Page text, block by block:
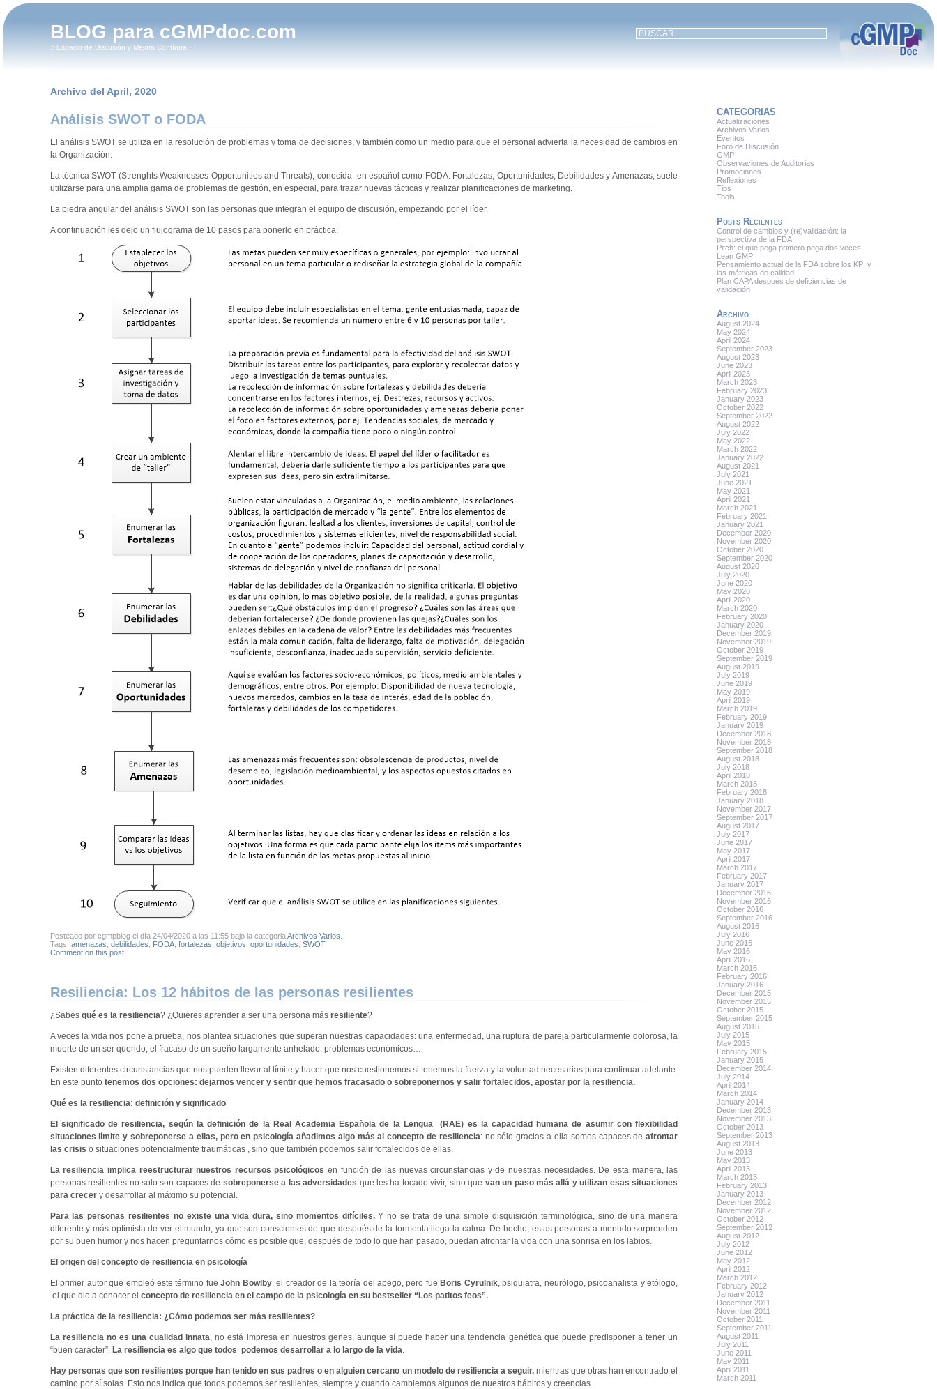
BLOG para cGMPdoc.com
:: Espacio de Discusión y Mejora Contínua ::
Archivo del April, 2020
Análisis SWOT o FODA
El análisis SWOT se utiliza en la resolución de problemas y toma de decisiones, y también como un medio para que el personal advierta la necesidad de cambios en
la Organización.
La técnica SWOT (Strenghts Weaknesses Opportunities and Threats), conocida en español como FODA: Fortalezas, Oportunidades, Debilidades y Amenazas, suele
utilizarse para una amplia gama de problemas de gestión, en especial, para trazar nuevas tácticas y realizar planificaciones de marketing.
La piedra angular del análisis SWOT son las personas que integran el equipo de discusión, empezando por el líder.
A continuación les dejo un flujograma de 10 pasos para ponerlo en práctica:
Posteado por cgmpblog el día 24/04/2020 a las 11:55 bajo la categoriaArchivos Varios
Tags: amenazas debilidades FODA, fortalezas objetivos oportunidades SWOT
Comment on this post.
Resiliencia: Los 12 hábitos de las personas resilientes
¿Sabes qué es la resiliencia? ¿Quieres aprender a ser una persona más resiliente?
A veces la vida nos pone a prueba, nos plantea situaciones que superan nuestras capacidades: una enfermedad, una ruptura de pareja particularmente dolorosa, la
muerte de un ser querido, el fracaso de un sueño largamente anhelado, problemas económicos…
Existen diferentes circunstancias que nos pueden llevar al límite y hacer que nos cuestionemos si tenemos la fuerza y la voluntad necesarias para continuar adelante.
En este punto tenemos dos opciones: dejarnos vencer y sentir que hemos fracasado o sobreponernos y salir fortalecidos, apostar por la resiliencia.
Qué es la resiliencia: definición y significado
El significado de resiliencia, según la definición de la Real Academia Española de la Lengua(RAE) es la capacidad humana de asumir con flexibilidad
situaciones límite y sobreponerse a ellas, pero en psicología añadimos algo más al concepto de resiliencia: no sólo gracias a ella somos capaces deafrontar
las crisis o situaciones potencialmente traumáticas , sino que también podemos salir fortalecidos de ellas.
La resiliencia implica reestructurar nuestros recursos psicológicos en función de las nuevas circunstancias y de nuestras necesidades. De esta manera, las
personas resilientes no solo son capaces de sobreponerse a las adversidades que les ha tocado vivir, sino que van un paso más allá y utilizan esas situaciones
para crecery desarrollar al máximo su potencial.
Para las personas resilientes no existe una vida dura, sino momentos difíciles.Y no se trata de una simple disquisición terminológica, sino de una manera
diferente y más optimista de ver el mundo, ya que son conscientes de que después de la tormenta llega la calma. De hecho, estas personas a menudo sorprenden
por su buen humor y nos hacen preguntarnos cómo es posible que, después de todo lo que han pasado, puedan afrontar la vida con una sonrisa en los labios.
El origen del concepto de resiliencia en psicología
El primer autor que empleó este término fueJohn Bowlby, el creador de la teoría del apego, pero fueBoris Cyrulnik, psiquiatra, neurólogo, psicoanalista y etólogo,
el que dio a conocer el concepto de resiliencia en el campo de la psicología en su bestseller “Los patitos feos”.
La práctica de la resiliencia: ¿Cómo podemos ser más resilientes?
La resiliencia no es una cualidad innata, no está impresa en nuestros genes, aunque sí puede haber una tendencia genética que puede predisponer a tener un
“buen carácter”. La resiliencia es algo que todos podemos desarrollar a lo largo de la vida.
Hay personas que son resilientes porque han tenido en sus padres o en alguien cercano un modelo de resiliencia a seguir,mientras que otras han encontrado el
camino por sí solas. Esto nos indica que todos podemos ser resilientes, siempre y cuando cambiemos algunos de nuestros hábitos y creencias.
CATEGORIAS
Actualizaciones
Archivos Varios
Eventos
Foro de Discusión
GMP
Observaciones de Auditorias
Promociones
Reflexiones
Tips
Tools
Posts Recientes
Control de cambios y (re)validación: la
perspectiva de la FDA
Pitch: el que pega primero pega dos veces
Lean GMP
Pensamiento actual de la FDA sobre los KPI y
las métricas de calidad
Plan CAPA después de deficiencias de
validación
Archivo
August 2024
May 2024
April 2024
September 2023
August 2023
June 2023
April 2023
March 2023
February 2023
January 2023
October 2022
September 2022
August 2022
July 2022
May 2022
March 2022
January 2022
August 2021
July 2021
June 2021
May 2021
April 2021
March 2021
February 2021
January 2021
December 2020
November 2020
October 2020
September 2020
August 2020
July 2020
June 2020
May 2020
April 2020
March 2020
February 2020
January 2020
December 2019
November 2019
October 2019
September 2019
August 2019
July 2019
June 2019
May 2019
April 2019
March 2019
February 2019
January 2019
December 2018
November 2018
September 2018
August 2018
July 2018
April 2018
March 2018
February 2018
January 2018
November 2017
September 2017
August 2017
July 2017
June 2017
May 2017
April 2017
March 2017
February 2017
January 2017
December 2016
November 2016
October 2016
September 2016
August 2016
July 2016
June 2016
May 2016
April 2016
March 2016
February 2016
January 2016
December 2015
November 2015
October 2015
September 2015
August 2015
July 2015
May 2015
February 2015
January 2015
December 2014
July 2014
April 2014
March 2014
January 2014
December 2013
November 2013
October 2013
September 2013
August 2013
June 2013
May 2013
April 2013
March 2013
February 2013
January 2013
December 2012
November 2012
October 2012
September 2012
August 2012
July 2012
June 2012
May 2012
April 2012
March 2012
February 2012
January 2012
December 2011
November 2011
October 2011
September 2011
August 2011
July 2011
June 2011
May 2011
April 2011
March 2011